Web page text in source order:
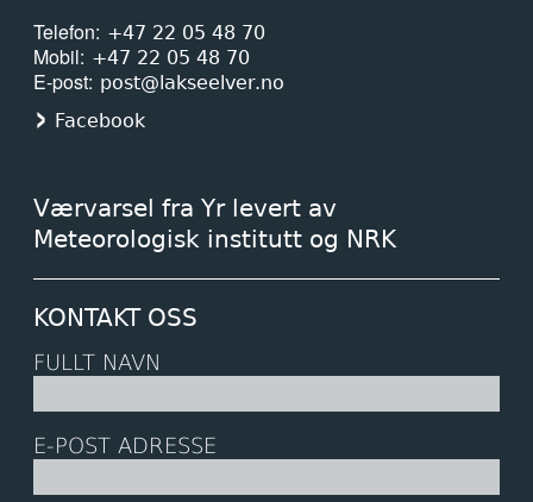
Telefon
+47 22 05 48 70
Mobil +47 22 05 48 70
E-post post@lakseelver.no
Facebook
Værvarsel fra Yr levert av
Meteorologisk institutt og NRK
KONTAKT OSS
FULLT NAVN
E-POST ADRESSE